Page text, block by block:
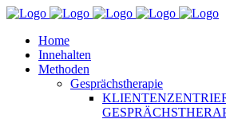
Home
Innehalten
Methoden
Gesprächstherapie